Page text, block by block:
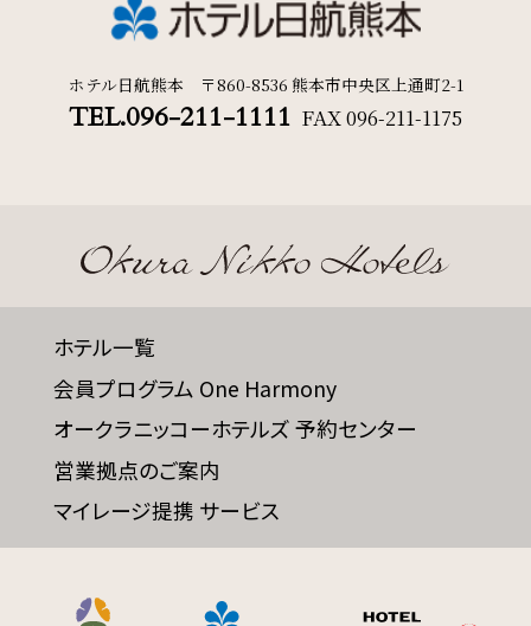
ホテル日航熊本 〒860-8536 熊本市中央区上通町2-1
TEL.096-211-1111 FAX096-211-1175
ホテル一覧
会員プログラム One Harmony
オークラニッコーホテルズ 予約センター
営業拠点のご案内
マイレージ提携 サービス